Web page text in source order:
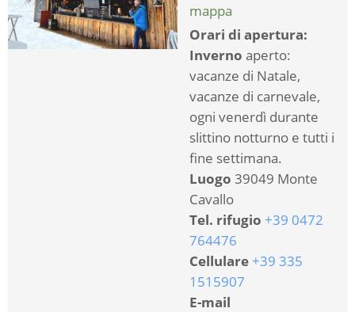
mappa
Orari di apertura:
Inverno aperto:
vacanze di Natale,
vacanze di carnevale,
ogni venerdì durante
slittino notturno e tutti i
fine settimana.
Luogo 39049 Monte
Cavallo
Tel. rifugio +39 0472
764476
Cellulare +39 335
1515907
E-mail